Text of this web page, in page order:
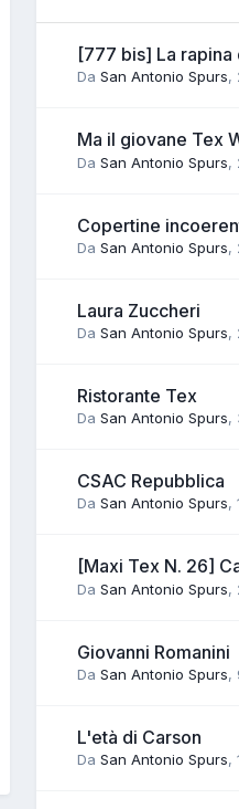
[777 bis] La rapina
Da San Antonio Spurs,
Ma il giovane Tex
Da San Antonio Spurs,
Copertine
Da San Antonio Spurs,
Laura Zuccheri
Da San Antonio Spurs,
Ristorante Tex
Da San Antonio Spurs,
CSAC Repubblica
Da San Antonio Spurs,
[Maxi Tex N. 26]
Da San Antonio Spurs,
Giovanni Romanini
Da San Antonio Spurs,
L'età di Carson
Da San Antonio Spurs,